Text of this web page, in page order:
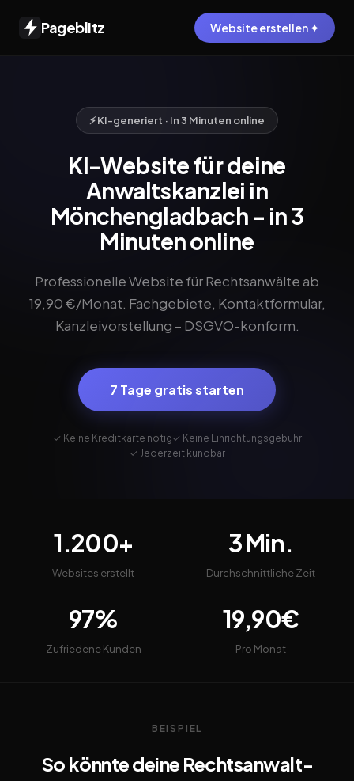
Pageblitz Website erstellen ✦
⚡ KI-generiert · In 3 Minuten online
KI-Website für deine
Anwaltskanzlei in
Mönchengladbach – in 3
Minuten online
Professionelle Website für Rechtsanwälte ab
19,90 €/Monat. Fachgebiete, Kontaktformular,
Kanzleivorstellung – DSGVO-konform.
7 Tage gratis starten
✓ Keine Kreditkarte nötig✓ Keine Einrichtungsgebühr
✓ Jederzeit kündbar
1.200+
Websites erstellt
3 Min.
Durchschnittliche Zeit
97%
Zufriedene Kunden
19,90€
Pro Monat
BEISPIEL
So könnte deine Rechtsanwalt-